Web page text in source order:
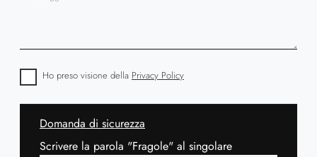
Ho preso visione della Privacy Policy
Domanda di sicurezza
Scrivere la parola "Fragole" al singolare